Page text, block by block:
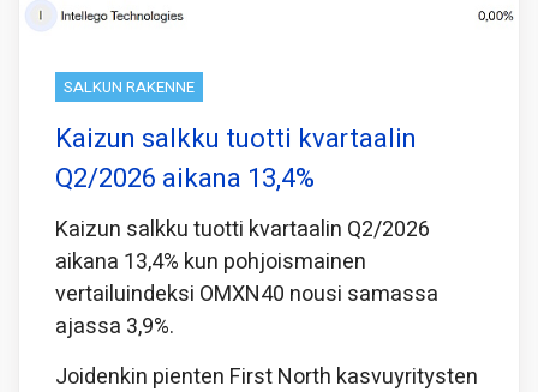
SALKUN RAKENNE
Kaizun salkku tuotti kvartaalin
Q2/2026 aikana 13,4%
Kaizun salkku tuotti kvartaalin Q2/2026
aikana 13,4% kun pohjoismainen
vertailuindeksi OMXN40 nousi samassa
ajassa 3,9%.
Joidenkin pienten First North kasvuyritysten